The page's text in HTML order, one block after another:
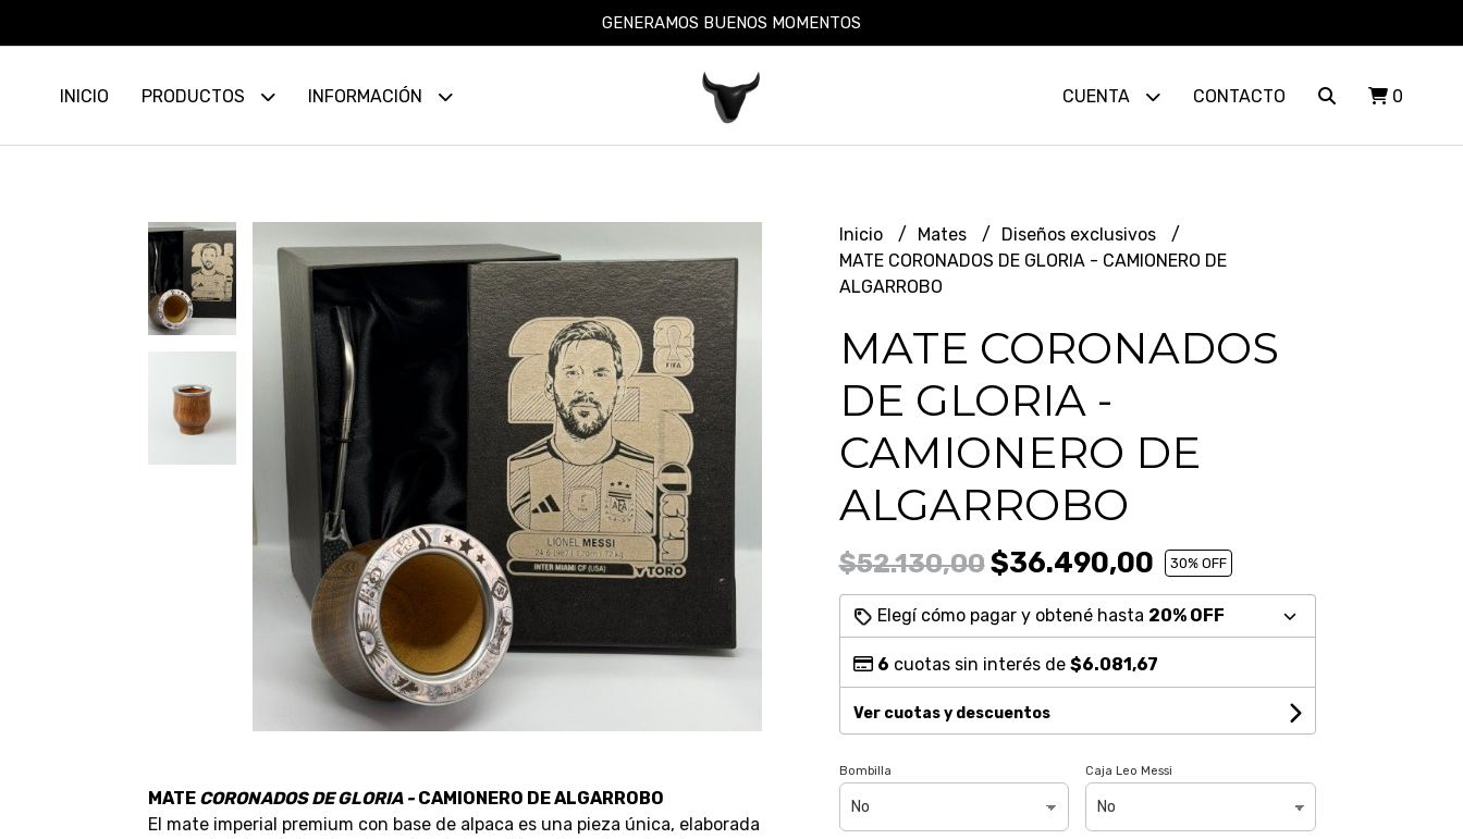
GENERAMOS BUENOS MOMENTOS
INICIO PRODUCTOS INFORMACIÓN CUENTA CONTACTO 0
MATE CORONADOS DE GLORIA - CAMIONERO DE ALGARROBO
El mate imperial premium con base de alpaca es una pieza única, elaborada
Inicio Mates
Diseños exclusivos
MATE CORONADOS DE GLORIA - CAMIONERO DE
ALGARROBO
MATE CORONADOS
DE GLORIA -
CAMIONERO DE
ALGARROBO
$52.130,00$36.490,00 30% OFF
Elegí cómo pagar y obtené hasta 20% OFF
6 cuotas sin interés de $6.081,67
Ver cuotas y descuentos
Bombilla Caja Leo Messi